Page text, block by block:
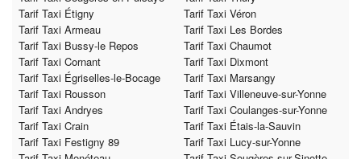
Tarif Taxi Étigny
Tarif Taxi Véron
Tarif Taxi Armeau
Tarif Taxi Les Bordes
Tarif Taxi Bussy-le Repos
Tarif Taxi Chaumot
Tarif Taxi Cornant
Tarif Taxi Dixmont
Tarif Taxi Égriselles-le-Bocage
Tarif Taxi Marsangy
Tarif Taxi Rousson
Tarif Taxi Villeneuve-sur-Yonne
Tarif Taxi Andryes
Tarif Taxi Coulanges-sur-Yonne
Tarif Taxi Crain
Tarif Taxi Étais-la-Sauvin
Tarif Taxi Festigny 89
Tarif Taxi Lucy-sur-Yonne